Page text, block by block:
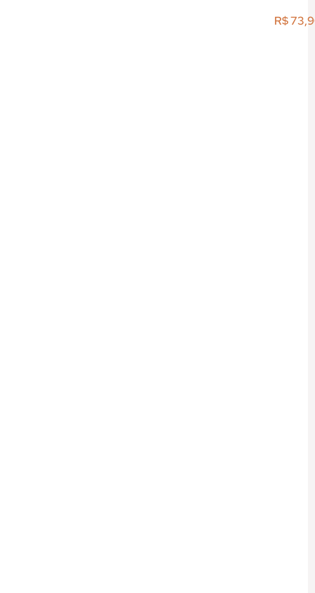
R$